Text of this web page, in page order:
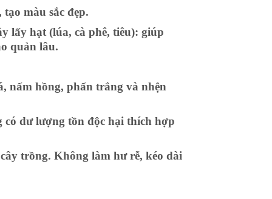
màu sắc đẹp.
lấy hạt (lúa, cà phê, tiêu): giúp
quản lâu.
nấm hồng, phấn trắng và nhện
dư lượng tồn độc hại thích hợp
trồng. Không làm hư rễ, kéo dài